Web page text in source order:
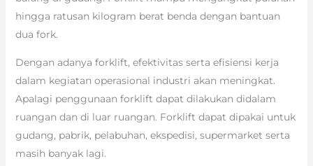
hingga ratusan kilogram berat benda dengan bantuan
dua fork.
Dengan adanya forklift, efektivitas serta efisiensi kerja
dalam kegiatan operasional industri akan meningkat.
Apalagi penggunaan forklift dapat dilakukan didalam
ruangan dan di luar ruangan. Forklift dapat dipakai untuk
gudang, pabrik, pelabuhan, ekspedisi, supermarket serta
masih banyak lagi.